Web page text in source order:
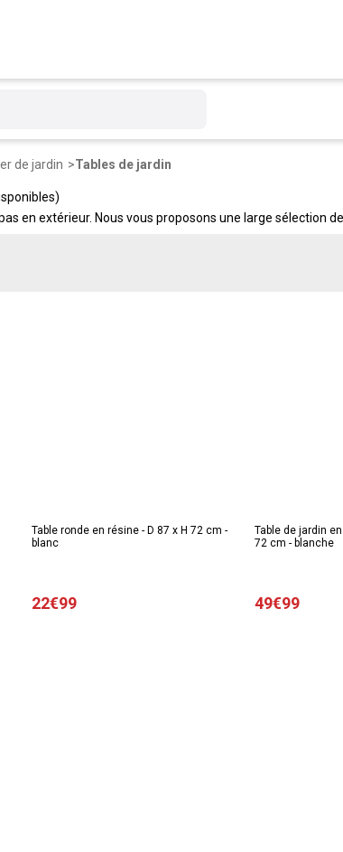
de jardin Tables de jardin
en extérieur. Nous vous proposons une large sélection
Table ronde en résine - D 87 x H 72 cm -
blanc
22€99
Table de jardin
72 cm - blanche
49€99